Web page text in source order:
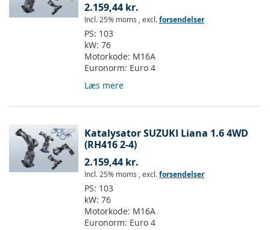
2.159,44 kr.
Incl. 25% moms , excl.forsendelser
PS: 103
kW: 76
Motorkode: M16A
Euronorm: Euro 4
Læs mere
Katalysator SUZUKI Liana 1.6 4WD
(RH416 2-4)
2.159,44 kr.
Incl. 25% moms , excl.forsendelser
PS: 103
kW: 76
Motorkode: M16A
Euronorm: Euro 4